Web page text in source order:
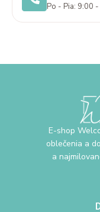
Po - Pia: 9:00
E-shop
oblečenia a
a